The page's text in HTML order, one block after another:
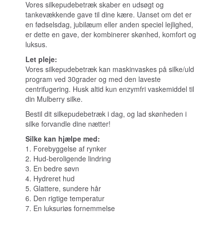
Vores silkepudebetræk skaber en udsøgt og
tankevækkende gave til dine kære. Uanset om det er
en fødselsdag, jubilæum eller anden speciel lejlighed,
er dette en gave, der kombinerer skønhed, komfort og
luksus.
Let pleje:
Vores silkepudebetræk kan maskinvaskes på silke/uld
program ved 30grader og med den laveste
centrifugering. Husk altid kun enzymfri vaskemiddel til
din Mulberry silke.
Bestil dit silkepudebetræk i dag, og lad skønheden i
silke forvandle dine nætter!
Silke kan hjælpe med:
1. Forebyggelse af rynker
2. Hud-beroligende lindring
3. En bedre søvn
4. Hydreret hud
5. Glattere, sundere hår
6. Den rigtige temperatur
7. En luksuriøs fornemmelse